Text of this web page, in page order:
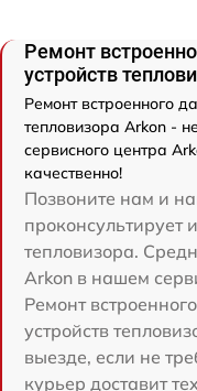
Ремонт
устройств
Ремонт встроенного
тепловизора Arkon -
сервисного центра
качественно!
Позвоните нам и
проконсультирует
тепловизора.
Arkon в нашем
Ремонт
устройств
выезде, если не
курьер доставит